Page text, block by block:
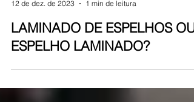
Equipe Contramarco
12 de dez. de 2023
1 min de leitura
LAMINADO DE ESPELHOS OU
ESPELHO LAMINADO?